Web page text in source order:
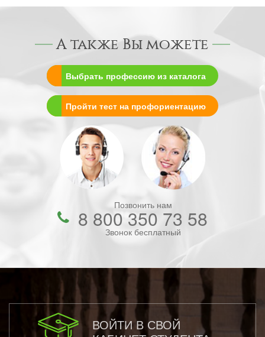
А также Вы можете
Выбрать профессию из каталога
Пройти тест на профориентацию
Позвонить нам
8 800 350 73 58
Звонок бесплатный
ВОЙТИ В СВОЙ